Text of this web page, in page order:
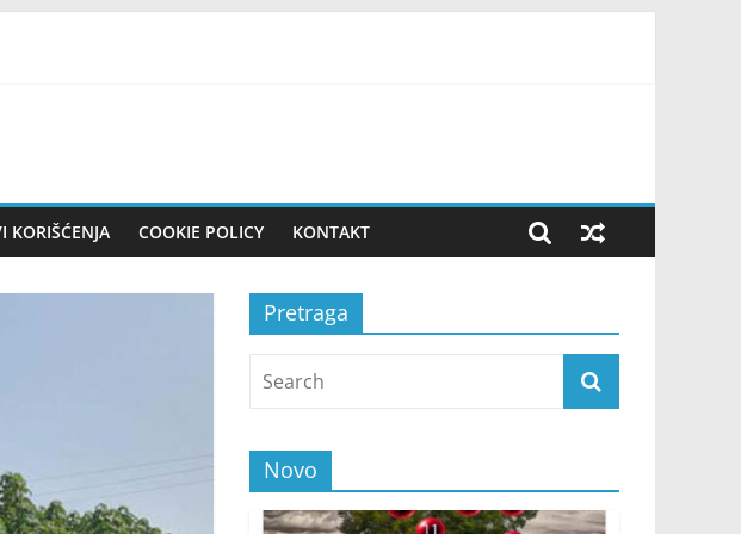
Nisam sujeveran, ali ovako uvek pripremam teren! FOTO
KORIŠĆENJA COOKIE POLICY KONTAKT
Pretraga
Novo